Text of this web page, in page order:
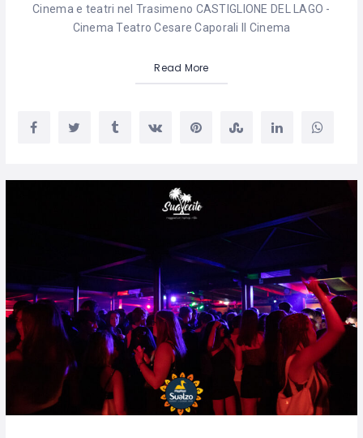
Cinema e teatri nel Trasimeno CASTIGLIONE DEL LAGO -
Cinema Teatro Cesare Caporali Il Cinema
Read More